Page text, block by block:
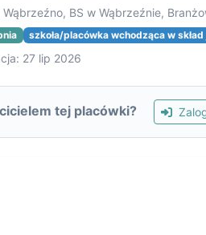
BS w Wąbrzeźnie,
szkoła/placówka wchodząca w
27 lip 2026
tej placówki?